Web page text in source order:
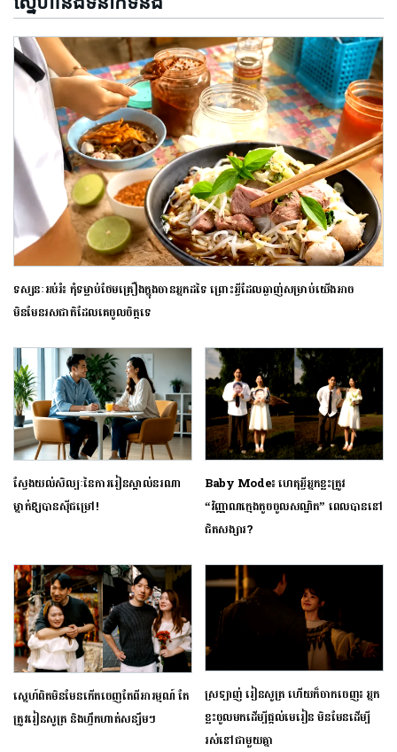
ទស្សនៈអប់រំ៖ កុំទម្លាប់ថែមគ្រឿងក្នុងចានអ្នកដទៃ ព្រោះអ្វីដែលឆ្ងាញ់សម្រាប់យើងអាច
មិនមែនរសជាតិដែលគេចូលចិត្តទេ
ស្វែងយល់សិល្បៈនៃការរៀនស្គាល់នរណា
ម្នាក់ឱ្យបានស៊ីជម្រៅ!
Baby Mode៖ ហេតុអ្វីអ្នកខ្លះត្រូវ
“វិញ្ញាណក្មេងតូចចូលសណ្ឋិត” ពេលបាននៅ
ជិតសង្សារ?
ស្នេហ៍ពិតមិនមែនកើតចេញតែពីអារម្មណ៍ តែ
ត្រូវរៀនសូត្រ និងហ្វឹកហាត់សន្សឹមៗ
ស្រឡាញ់ រៀនសូត្រ ហើយក៏ចាកចេញ៖ អ្នក
ខ្លះចូលមកដើម្បីផ្ដល់មេរៀន មិនមែនដើម្បី
រស់នៅជាមួយគ្នា